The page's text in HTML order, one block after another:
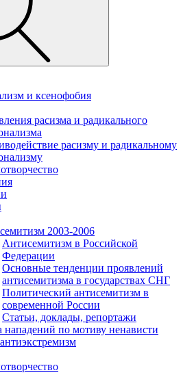
и ксенофобия
расизма и радикального
расизму и радикальному
2003-2006
Антисемитизм в Российской
Федерации
Основные тенденции проявлений
антисемитизма в государствах СНГ
Политический антисемитизм в
современной России
Статьи, доклады, репортажи
нападений по мотиву ненависти